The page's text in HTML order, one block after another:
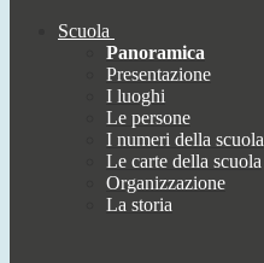
Scuola
Panoramica
Presentazione
I luoghi
Le persone
I numeri della scuola
Le carte della scuola
Organizzazione
La storia